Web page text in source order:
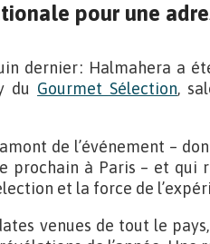
pour une
dernier : Halmahera a
du Gourmet Sélection,
de l’événement –
prochain à Paris – et qui
et la force de
venues de tout le